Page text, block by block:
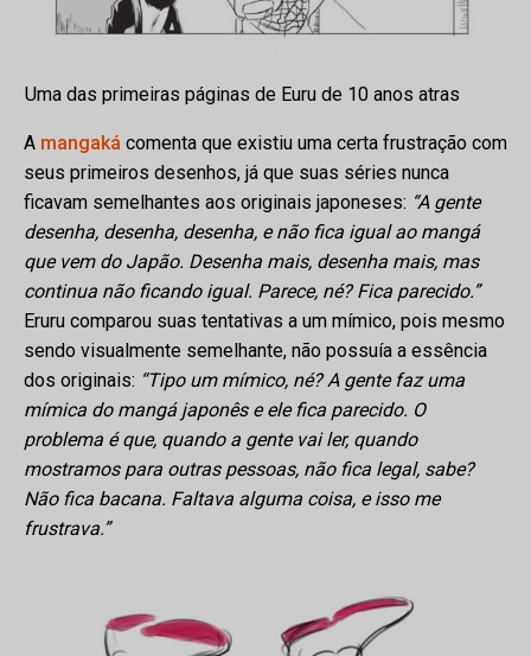
Uma das primeiras páginas de Euru de 10 anos atras
A mangaká comenta que existiu uma certa frustração com
seus primeiros desenhos, já que suas séries nunca
ficavam semelhantes aos originais japoneses: “A gente
desenha, desenha, desenha, e não fica igual ao mangá
que vem do Japão. Desenha mais, desenha mais, mas
continua não ficando igual. Parece, né? Fica parecido.”
Eruru comparou suas tentativas a um mímico, pois mesmo
sendo visualmente semelhante, não possuía a essência
dos originais: “Tipo um mímico, né? A gente faz uma
mímica do mangá japonês e ele fica parecido. O
problema é que, quando a gente vai ler, quando
mostramos para outras pessoas, não fica legal, sabe?
Não fica bacana. Faltava alguma coisa, e isso me
frustrava.”